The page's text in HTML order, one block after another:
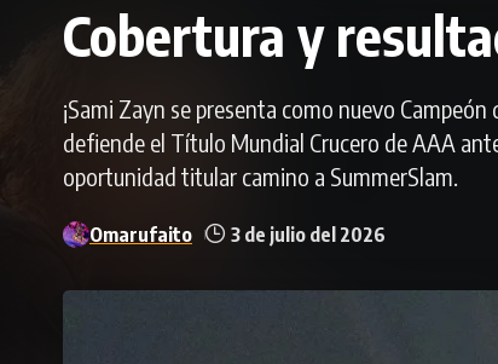
Cobertura y
¡Sami Zayn se presenta como nuevo
defiende el Título Mundial Crucero de AAA
oportunidad titular camino a SummerSlam.
Omarufaito 3 de julio del 2026